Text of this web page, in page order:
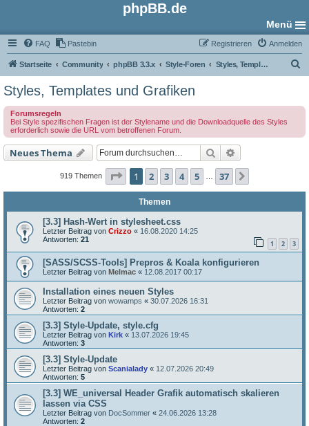
phpBB.de
Menü
FAQ Pastebin Anmelden
Registrieren
Startseite Community phpBB 3.3.x Style-Foren Styles, Templates und Grafiken
Styles, Templates und Grafiken
Forumsregeln
Bei Style spezifischen Fragen ist der Stylename und die Downloadquelle des Styles
erforderlich sowie die URL vom betroffenen Forum.
Neues Thema Suche
919 Themen Seite 1von 37
1 2 3 4 5 37
Themen
[3.3] Hash-Wert in stylesheet.css
Letzter Beitrag von Crizzo « 16.08.2020 14:25
Antworten: 21 1 2 3
[SASS/SCSS-Tools] Prepros & Koala konfigurieren
Letzter Beitrag von Melmac « 12.08.2017 00:17
Installation eines neuen Styles
Letzter Beitrag von wowamps « 30.07.2026 16:31
Antworten: 2
[3.3] Style-Update, style.cfg
Letzter Beitrag von Kirk « 13.07.2026 19:45
Antworten: 3
[3.3] Style-Update
Letzter Beitrag von Scanialady « 12.07.2026 20:49
Antworten: 5
[3.3] WE_universal Header Grafik automatisch skalieren
lassen via CSS
Letzter Beitrag von DocSommer « 24.06.2026 13:28
Antworten: 2